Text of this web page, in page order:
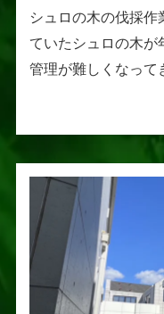
シュロの木の伐採
ていたシュロの木が
管理が難しくなって